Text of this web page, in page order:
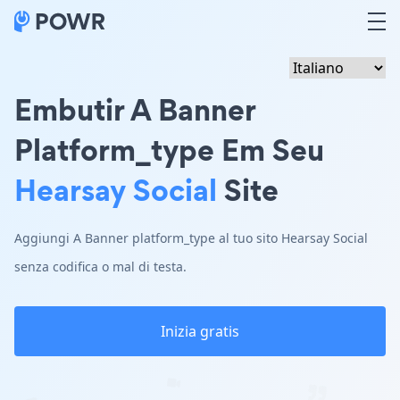
Embutir A Banner
Platform_type Em Seu
Hearsay Social Site
Aggiungi A Banner platform_type al tuo sito Hearsay Social
senza codifica o mal di testa.
Inizia gratis